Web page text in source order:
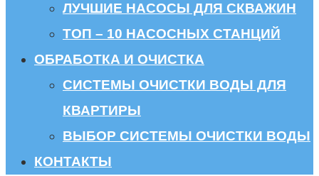
ЛУЧШИЕ НАСОСЫ ДЛЯ СКВАЖИН
ТОП – 10 НАСОСНЫХ СТАНЦИЙ
ОБРАБОТКА И ОЧИСТКА
СИСТЕМЫ ОЧИСТКИ ВОДЫ ДЛЯ
КВАРТИРЫ
ВЫБОР СИСТЕМЫ ОЧИСТКИ ВОДЫ
КОНТАКТЫ